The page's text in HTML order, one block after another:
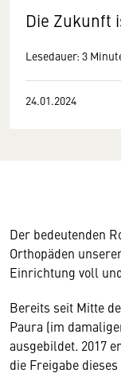
Die Zukunft
Lesedauer: 3
24.01.2024
Der bedeutenden
Orthopäden
Einrichtung voll
Bereits seit Mitte
Paura (im
ausgebildet. 2017
die Freigabe